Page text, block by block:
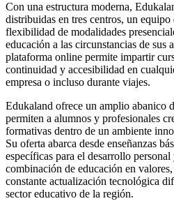
Con una estructura moderna,
distribuidas en tres centros, un
flexibilidad de modalidades
educación a las circunstancias de sus
plataforma online permite impartir
continuidad y accesibilidad en
empresa o incluso durante viajes.
Edukaland ofrece un amplio abanico
permiten a alumnos y profesionales
formativas dentro de un ambiente
Su oferta abarca desde enseñanzas
específicas para el desarrollo
combinación de educación en
constante actualización tecnológica
sector educativo de la región.